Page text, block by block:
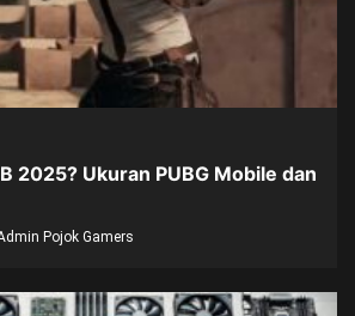
2025? Ukuran PUBG Mobile dan
Pojok Gamers